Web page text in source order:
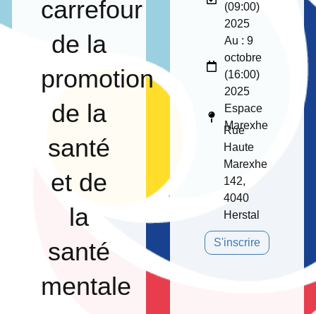
carrefour
de la
promotion
de la
santé
et de
la
santé
mentale
(09:00)
2025
Au : 9
octobre
(16:00)
2025
Espace
Marexhe
Rue
Haute
Marexhe
142,
4040
Herstal
S'inscrire